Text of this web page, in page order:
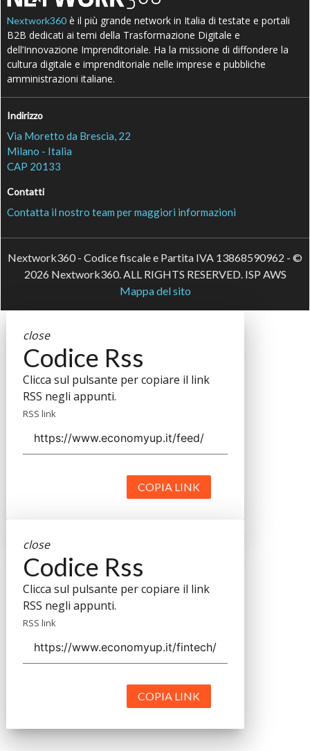
Nextwork360 è il più grande network in Italia di testate e portali
B2B dedicati ai temi della Trasformazione Digitale e
dell’Innovazione Imprenditoriale. Ha la missione di diffondere la
cultura digitale e imprenditoriale nelle imprese e pubbliche
amministrazioni italiane.
Indirizzo
Via Moretto da Brescia, 22
Milano - Italia
CAP 20133
Contatti
Contatta il nostro team per maggiori informazioni
Nextwork360 - Codice fiscale e Partita IVA 13868590962 - ©
2026 Nextwork360. ALL RIGHTS RESERVED. ISP AWS
Mappa del sito
close
Codice Rss
Clicca sul pulsante per copiare il link
RSS negli appunti.
RSS link
COPIA LINK
close
Codice Rss
Clicca sul pulsante per copiare il link
RSS negli appunti.
RSS link
COPIA LINK